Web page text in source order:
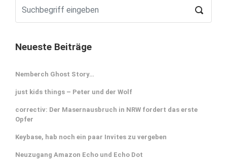
Neueste Beiträge
Nemberch Ghost Story…
just kids things – Peter und der Wolf
correctiv: Der Masernausbruch in NRW fordert das erste
Opfer
Keybase, hab noch ein paar Invites zu vergeben
Neuzugang Amazon Echo und Echo Dot